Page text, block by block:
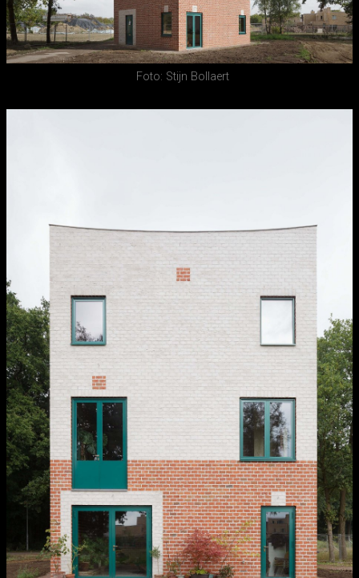
Foto: Stijn Bollaert